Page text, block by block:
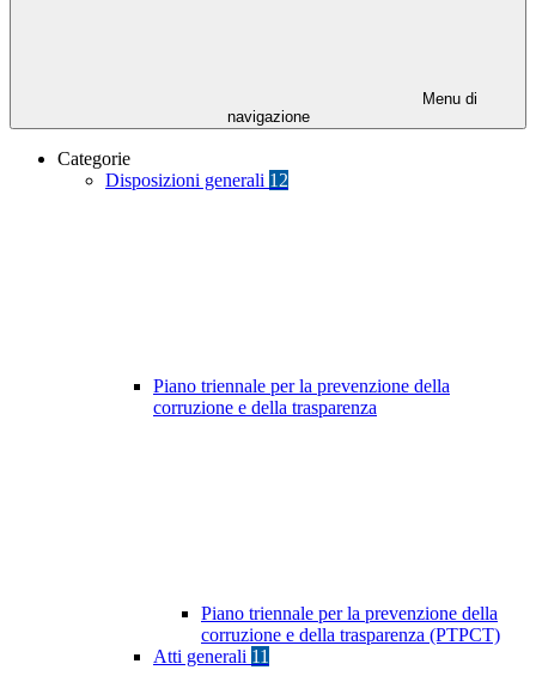
Menu di
navigazione
Categorie
Disposizioni generali 12
Piano triennale per la prevenzione della
corruzione e della trasparenza
Piano triennale per la prevenzione della
corruzione e della trasparenza (PTPCT)
Atti generali 11